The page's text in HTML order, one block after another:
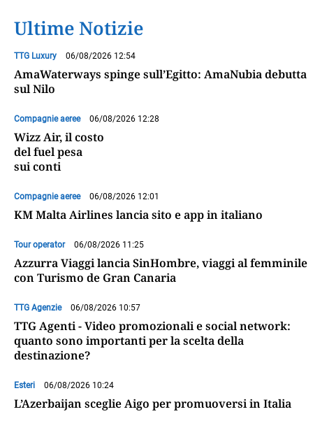
Ultime Notizie
TTG Luxury 06/08/2026 12:54
AmaWaterways spinge sull’Egitto: AmaNubia debutta
sul Nilo
Compagnie aeree 06/08/2026 12:28
Wizz Air, il costo
del fuel pesa
sui conti
Compagnie aeree 06/08/2026 12:01
KM Malta Airlines lancia sito e app in italiano
Tour operator 06/08/2026 11:25
Azzurra Viaggi lancia SinHombre, viaggi al femminile
con Turismo de Gran Canaria
TTG Agenzie 06/08/2026 10:57
TTG Agenti - Video promozionali e social network:
quanto sono importanti per la scelta della
destinazione?
Esteri 06/08/2026 10:24
L’Azerbaijan sceglie Aigo per promuoversi in Italia